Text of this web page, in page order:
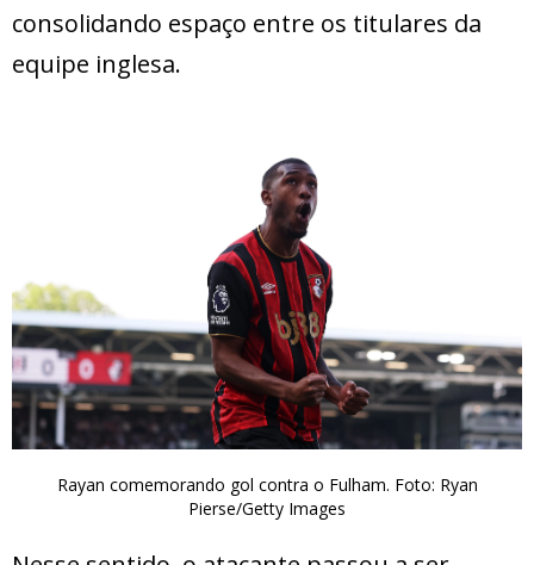
consolidando espaço entre os titulares da
equipe inglesa.
Rayan comemorando gol contra o Fulham. Foto: Ryan
Pierse/Getty Images